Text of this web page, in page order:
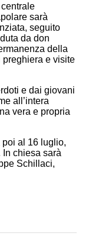
sarà
seguito
da don
della
preghiera e visite
e dai giovani
all’intera
vera e propria
poi al 16 luglio,
chiesa sarà
Schillaci,